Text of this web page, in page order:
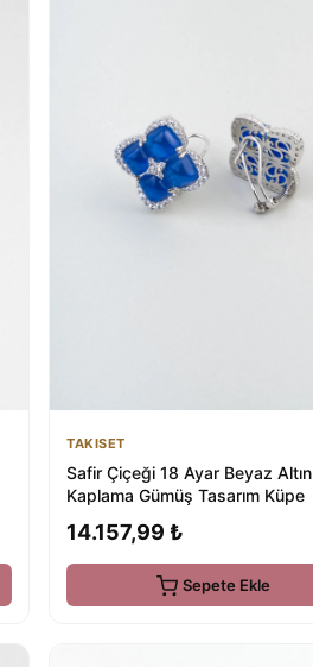
TAKISET
Safir Çiçeği 18 Ayar Beyaz Altın
Kaplama Gümüş Tasarım Küpe
14.157,99 ₺
Sepete Ekle